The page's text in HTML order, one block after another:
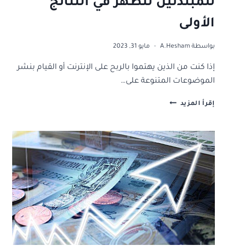
الأولى
بواسطة A.Hesham مايو 31, 2023
إذا كنت من الذين يهتموا بالربح على الإنترنت أو القيام بنشر
الموضوعات المتنوعة على…
إقرأ المزيد ما
SEO
أبسط
دليل
للمبتدئين
لتظهر
في
النتائج
الأولى